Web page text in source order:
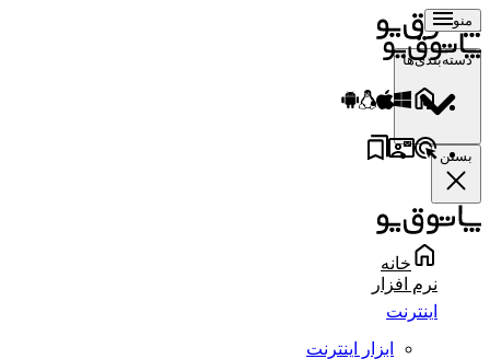
منو
دسته‌بندی‌ها
بستن
خانه
نرم افزار
اینترنت
ابزار اینترنت